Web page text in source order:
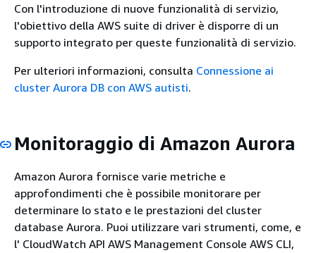
Con l'introduzione di nuove funzionalità di servizio,
l'obiettivo della AWS suite di driver è disporre di un
supporto integrato per queste funzionalità di servizio.
Per ulteriori informazioni, consulta Connessione ai
cluster Aurora DB con AWS autisti.
Monitoraggio di Amazon Aurora
Amazon Aurora fornisce varie metriche e
approfondimenti che è possibile monitorare per
determinare lo stato e le prestazioni del cluster
database Aurora. Puoi utilizzare vari strumenti, come, e
l' CloudWatch API AWS Management Console AWS CLI,